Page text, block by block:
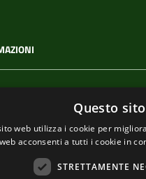
Questo
web utilizza i cookie per
acconsenti a tutti i cookie in
STRETTAMENTE